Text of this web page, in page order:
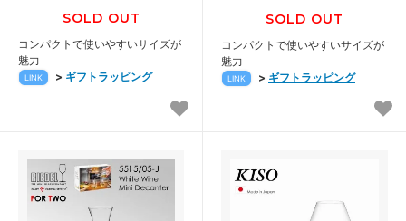
SOLD OUT
コンパクトで使いやすいサイズが
魅力
LINK > ギフトラッピング
SOLD OUT
コンパクトで使いやすいサイズが
魅力
LINK > ギフトラッピング